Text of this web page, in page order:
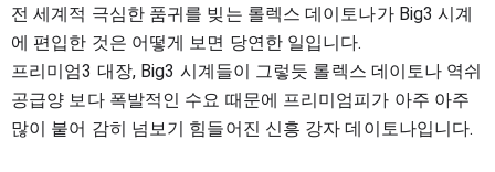
전 세계적 극심한 품귀를 빚는 롤렉스데이토나가 Big3 시계
에 편입한 것은 어떻게 보면 당연한 일입니다.
프리미엄3 대장, Big3 시계들이 그렇듯 롤렉스 데이토나 역쉬
공급양 보다 폭발적인 수요 때문에 프리미엄피가 아주 아주
많이 붙어 감히 넘보기 힘들어진 신흥 강자데이토나입니다.